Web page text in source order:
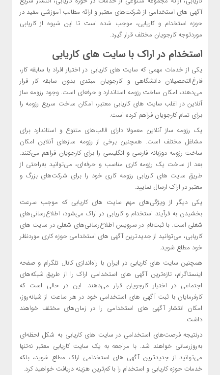
آگهی های استخدامی از شرکت‌های معتبر و ارائه مطالب آموزشی مفید در
حوزه استخدام و کاریابی، موجب شده است تا این شیوه از کاریابی
موردتوجه کارجویان مختلف قرار گیرد.
استخدام در اراک با سایت‌ های کاریابی
یکی از خدمات مهمی که سایت های کاریابی در اختیار افراد با سابقه کار،
فارغ‌التحصیلان دانشگاهی و کارجویان مبتدی بدون سابقه کار قرار
می‌دهند، امکان ساخت رزومه استاندارد و حرفه‌ای است. وجود رزومه ساز
آنلاین در اغلب سایت های کاریابی معتبر، امکان ساخت سریع رزومه را
برای تمام کارجویان فراهم کرده است.
یک رزومه ساز آنلاین معمولا دارای قالب‌های متنوع و استاندارد برای
مشاغل مختلف است. همچنین برخی از رزومه سازهای آنلاین امکان
ساخت رزومه دوزبانه فارسی و انگلیسی را برای کارجویان فراهم می‌کنند.
بعد از ساخت یک رزومه کاری مناسب و حرفه‌ای، می‌توانید به‌راحتی از
طریق سایت های کاریابی رزومه کاری خود را برای شرکت‌های بزرگ و
معتبر در اراک ارسال نمایید.
یکی دیگر از ویژگی‌های مهم سایت های کاریابی که موجب سرعت
بخشیدن به فرآیند استخدام و کاریابی در اراک می‌شود، اطلاع‌رسانی‌های
شغلی است. با ثبت‌نام در سرویس اطلاع‌رسانی‌های شغلی در سایت های
کاریابی، می‌توانید از جدیدترین آگهی های استخدامی حوزه کاری موردنظر
خود مطلع شوید.
همچنین سایت های کاریابی در ایران با راه‌اندازی کانال تلگرام و صفحه
اینستاگرام، تازه‌ترین آگهی های استخدامی اراک را از طریق شبکه‌های
اجتماعی در اختیار کارجویان قرار می‌دهند. این در حالی است که
کارفرمایان با ثبت آگهی های استخدامی خود در هر ساعت از شبانه‌روز،
امکان انتشار آگهی های استخدامی را در زمان‌های مختلف خواهند
داشت.
درنتیجه فرصت‌های استخدامی در سایت های کاریابی به شکل لحظه‌ای
به‌روزرسانی خواهند شد. با مراجعه به یک سایت کاریابی معتبر نه‌تنها
می‌توانید از جدیدترین آگهی های استخدامی اراک مطلع شوید، بلکه
خدمات حوزه کاریابی و استخدام را با کم‌ترین هزینه دریافت خواهید کرد.